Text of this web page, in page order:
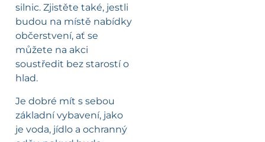
silnic. Zjistěte také, jestli
budou na místě nabídky
občerstvení, ať se
můžete na akci
soustředit bez starostí o
hlad.
Je dobré mít s sebou
základní vybavení, jako
je voda, jídlo a ochranný